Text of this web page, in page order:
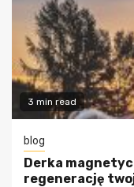
3 min read
blog
Derka
regenerację